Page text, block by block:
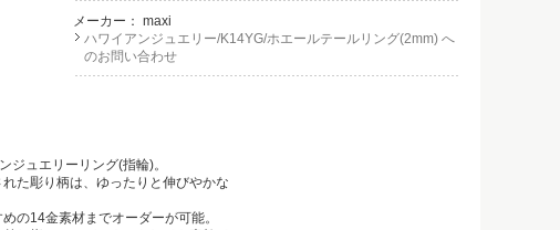
メーカー： maxi
ハワイアンジュエリー/K14YG/ホエールテールリング(2mm) へ
のお問い合わせ
ジュエリーリング(指輪)。
た彫り柄は、ゆったりと伸びやかな
の14金素材までオーダーが可能。